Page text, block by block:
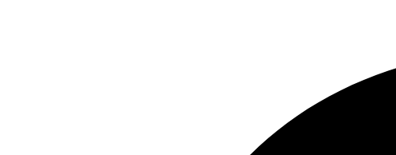
d'oggi si riscontra in molte altre aziende.Per
me vista la mia esperienza oltre al prodotto